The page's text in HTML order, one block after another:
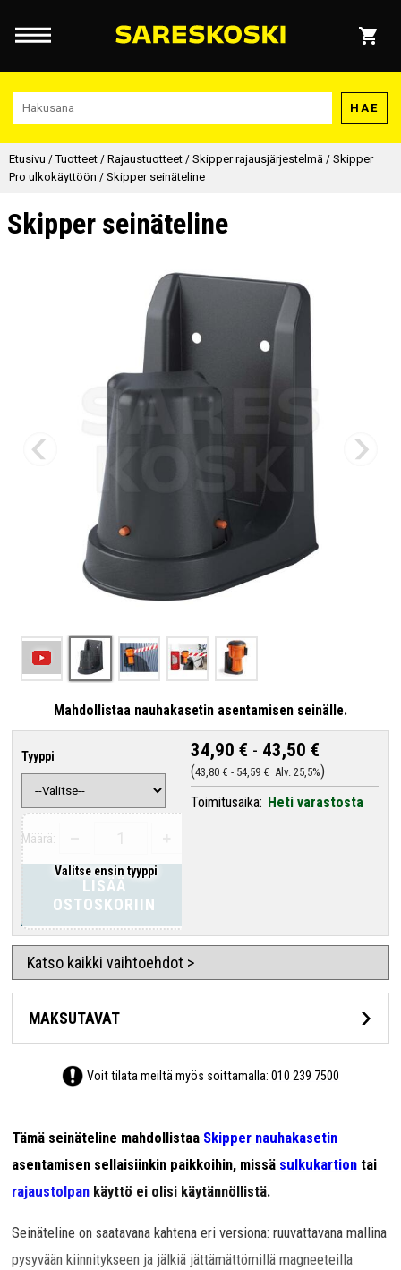
HAE
Etusivu /Tuotteet / Rajaustuotteet / Skipper rajausjärjestelmä / Skipper
Pro ulkokäyttöön / Skipper seinäteline
Skipper seinäteline
Mahdollistaa nauhakasetin asentamisen seinälle.
Tyyppi
Valitse ensin tyyppi
Määrä:
LISÄÄ
OSTOSKORIIN
34,90 € - 43,50 €
43,80 € - 54,59 € Alv. 25,5%
Toimitusaika: Heti varastosta
Katso kaikki vaihtoehdot >
MAKSUTAVAT
Voit tilata meiltä myös soittamalla:010 239 7500
Tämä seinäteline mahdollistaa Skipper nauhakasetin
asentamisen sellaisiinkin paikkoihin, missä sulkukartion tai
rajaustolpan käyttö ei olisi käytännöllistä.
Seinäteline on saatavana kahtena eri versiona: ruuvattavana mallina
pysyvään kiinnitykseen ja jälkiä jättämättömillä magneeteilla